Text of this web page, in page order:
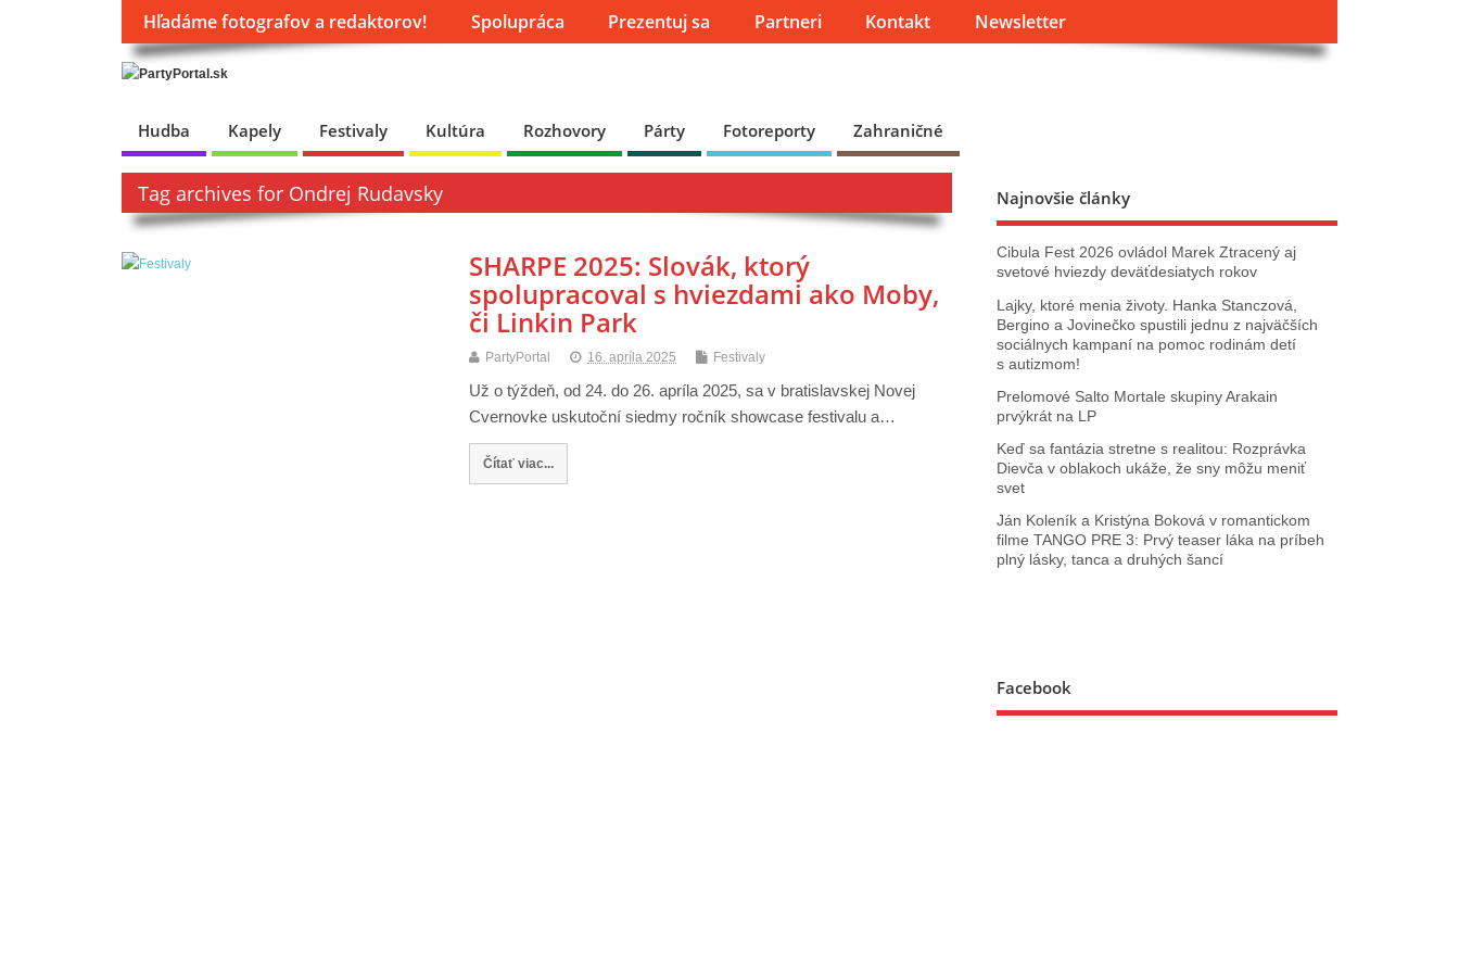
Hľadáme fotografov a redaktorov! Spolupráca Prezentuj sa Partneri Kontakt Newsletter
Hudba Kapely Festivaly Kultúra Rozhovory Párty Fotoreporty Zahraničné
Tag archives for Ondrej Rudavsky
SHARPE 2025: Slovák, ktorý
spolupracoval s hviezdami ako Moby,
či Linkin Park
PartyPortal 16. apríla 2025 Festivaly
Už o týždeň, od 24. do 26. apríla 2025, sa v bratislavskej Novej
Cvernovke uskutoční siedmy ročník showcase festivalu a…
Čítať viac...
Najnovšie články
Cibula Fest 2026 ovládol Marek Ztracený aj
svetové hviezdy deväťdesiatych rokov
Lajky, ktoré menia životy. Hanka Stanczová,
Bergino a Jovinečko spustili jednu z najväčších
sociálnych kampaní na pomoc rodinám detí
s autizmom!
Prelomové Salto Mortale skupiny Arakain
prvýkrát na LP
Keď sa fantázia stretne s realitou: Rozprávka
Dievča v oblakoch ukáže, že sny môžu meniť
svet
Ján Koleník a Kristýna Boková v romantickom
filme TANGO PRE 3: Prvý teaser láka na príbeh
plný lásky, tanca a druhých šancí
Facebook